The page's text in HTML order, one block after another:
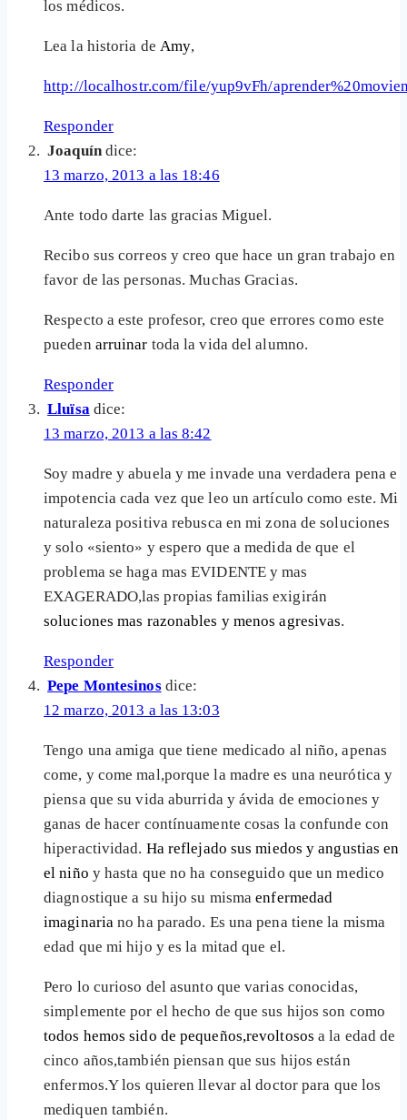
los médicos.
Lea la historia de Amy,
http://localhostr.com/file/yup9vFh/
Responder
Joaquín dice:
13 marzo, 2013 a las 18:46
Ante todo darte las gracias Miguel.
Recibo sus correos y creo que hace un gran trabajo en
favor de las personas. Muchas Gracias.
Respecto a este profesor, creo que errores como este
pueden arruinar toda la vida del alumno.
Responder
Lluïsa dice:
13 marzo, 2013 a las 8:42
Soy madre y abuela y me invade una verdadera pena e
impotencia cada vez que leo un artículo como este. Mi
naturaleza positiva rebusca en mi zona de soluciones
y solo «siento» y espero que a medida de que el
problema se haga mas EVIDENTE y mas
EXAGERADO,las propias familias exigirán
soluciones mas razonables y menos agresivas.
Responder
Pepe Montesinos dice:
12 marzo, 2013 a las 13:03
Tengo una amiga que tiene medicado al niño, apenas
come, y come mal,porque la madre es una neurótica y
piensa que su vida aburrida y ávida de emociones y
ganas de hacer contínuamente cosas la confunde con
hiperactividad. Ha reflejado sus miedos y angustias en
el niño y hasta que no ha conseguido que un medico
diagnostique a su hijo su mismaenfermedad
imaginaria no ha parado. Es una pena tiene la misma
edad que mi hijo y es la mitad que el.
Pero lo curioso del asunto que varias conocidas,
simplemente por el hecho de que sus hijos son como
todos hemos sido de pequeños,revoltosos a la edad de
cinco años,también piensan que sus hijos están
enfermos.Y los quieren llevar al doctor para que los
mediquen también.